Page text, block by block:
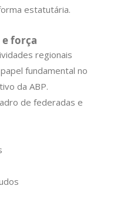
estatutária.
e força
regionais
fundamental no
da ABP.
de federadas e